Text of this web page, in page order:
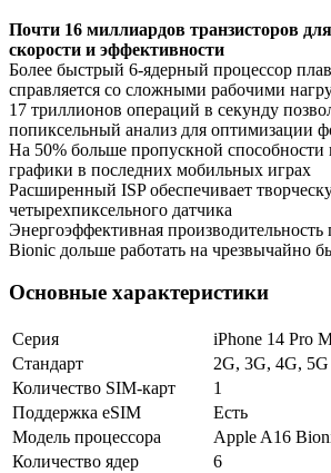
Почти 16 миллиардов транзисторов
скорости и эффективности
Более быстрый 6-ядерный процессор
справляется со сложными рабочими
17 триллионов операций в секунду
попиксельный анализ для оптимизации
На 50% больше пропускной способности
графики в последних мобильных играх
Расширенный ISP обеспечивает
четырехпиксельного датчика
Энергоэффективная производительность
Bionic дольше работать на чрезвычайно
Основные характеристики
Серия
iPhone 14 Pro
Стандарт
2G, 3G, 4G, 5G
Количество SIM-карт
1
Поддержка eSIM
Есть
Модель процессора
Apple A16
Количество ядер
6